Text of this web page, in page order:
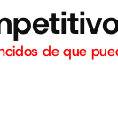
de que